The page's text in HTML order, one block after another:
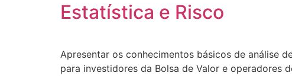
Estatística e Risco
Apresentar os conhecimentos básicos de análise
para investidores da Bolsa de Valor e operadores